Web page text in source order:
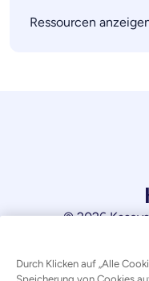
Ressourcen
© 2026
Durch Klicken auf „Alle